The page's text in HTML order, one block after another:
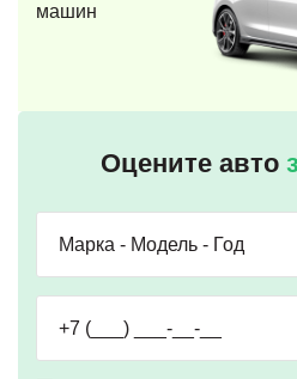
машин
Оцените авто